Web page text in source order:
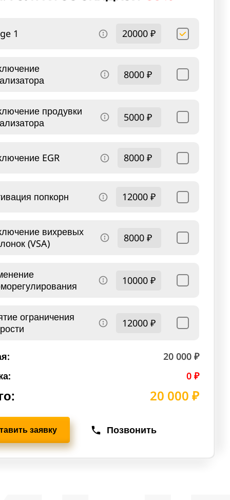
1 20000 ₽
8000 ₽
продувки
5000 ₽
EGR 8000 ₽
попкорн 12000 ₽
вихревых
(VSA)
8000 ₽
10000 ₽
ограничения
12000 ₽
20 000 ₽
0 ₽
20 000 ₽
заявку Позвонить